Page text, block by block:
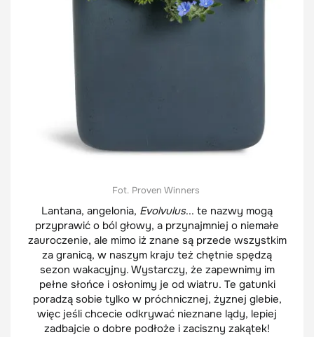
Fot. Proven Winners
Lantana, angelonia, Evolvulus... te nazwy mogą
przyprawić o ból głowy, a przynajmniej o niemałe
zauroczenie, ale mimo iż znane są przede wszystkim
za granicą, w naszym kraju też chętnie spędzą
sezon wakacyjny. Wystarczy, że zapewnimy im
pełne słońce i osłonimy je od wiatru. Te gatunki
poradzą sobie tylko w próchnicznej, żyznej glebie,
więc jeśli chcecie odkrywać nieznane lądy, lepiej
zadbajcie o dobre podłoże i zaciszny zakątek!